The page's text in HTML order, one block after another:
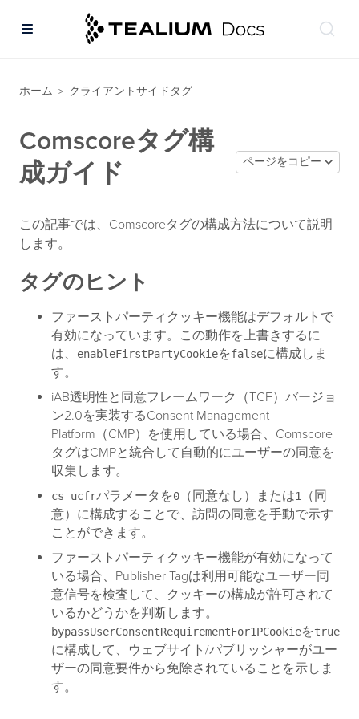
ホーム > クライアントサイドタグ
Comscoreタグ構
成ガイド
ページをコピー
この記事では、Comscoreタグの構成方法について説明
します。
タグのヒント
ファーストパーティクッキー機能はデフォルトで
有効になっています。この動作を上書きするに
は、
enableFirstPartyCookieをfalseに構成しま
す。
iAB透明性と同意フレームワーク（TCF）バージョ
ン2.0を実装するConsent Management
Platform（CMP）を使用している場合、Comscore
タグはCMPと統合して自動的にユーザーの同意を
収集します。
cs_ucfrパラメータを0 （同意なし）または1
（同
意）に構成することで、訪問の同意を手動で示す
ことができます。
ファーストパーティクッキー機能が有効になって
いる場合、Publisher Tagは利用可能なユーザー同
意信号を検査して、クッキーの構成が許可されて
いるかどうかを判断します。
bypassUserConsentRequirementFor1PCookieをtrue
に構成して、ウェブサイト/パブリッシャーがユー
ザーの同意要件から免除されていることを示しま
す。